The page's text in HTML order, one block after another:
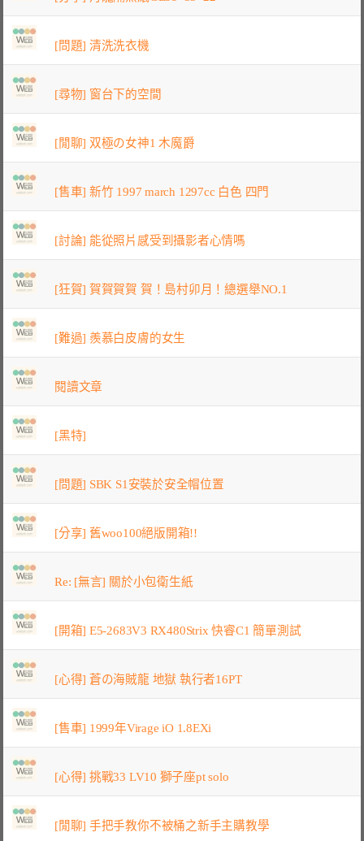
[問題] 清洗洗衣機
[尋物] 窗台下的空間
[閒聊] 双極の女神1 木魔爵
[售車] 新竹 1997 march 1297cc 白色 四門
[討論] 能從照片感受到攝影者心情嗎
[狂賀] 賀賀賀賀 賀！島村卯月！總選舉NO.1
[難過] 羨慕白皮膚的女生
閱讀文章
[黑特]
[問題] SBK S1安裝於安全帽位置
[分享] 舊woo100絕版開箱!!
Re: [無言] 關於小包衛生紙
[開箱] E5-2683V3 RX480Strix 快睿C1 簡單測試
[心得] 蒼の海賊龍 地獄 執行者16PT
[售車] 1999年Virage iO 1.8EXi
[心得] 挑戰33 LV10 獅子座pt solo
[閒聊] 手把手教你不被桶之新手主購教學